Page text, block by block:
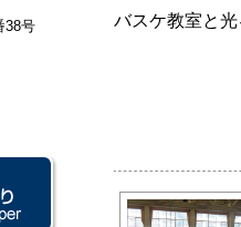
38号
バスケ教室と